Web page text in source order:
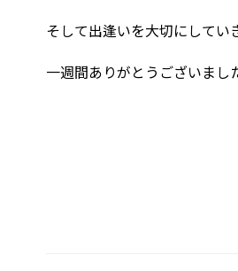
そして出逢いを大切にしてい
一週間ありがとうございまし